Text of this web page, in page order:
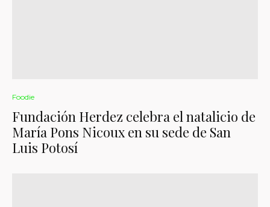
Foodie
Fundación Herdez celebra el natalicio de
María Pons Nicoux en su sede de San
Luis Potosí